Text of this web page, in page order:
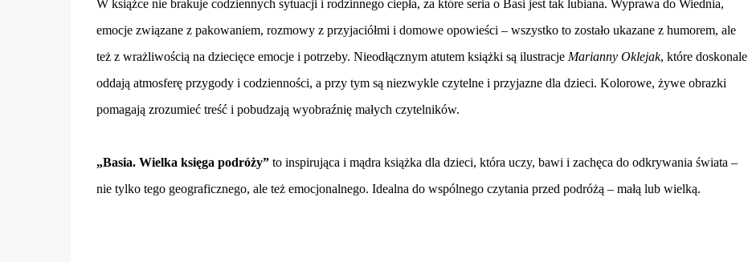
W książce nie brakuje codziennych sytuacji i rodzinnego ciepła, za które seria o Basi jest tak lubiana. Wyprawa do Wiednia,
emocje związane z pakowaniem, rozmowy z przyjaciółmi i domowe opowieści – wszystko to zostało ukazane z humorem, ale
też z wrażliwością na dziecięce emocje i potrzeby. Nieodłącznym atutem książki są ilustracje Marianny Oklejak, które doskonale
oddają atmosferę przygody i codzienności, a przy tym są niezwykle czytelne i przyjazne dla dzieci. Kolorowe, żywe obrazki
pomagają zrozumieć treść i pobudzają wyobraźnię małych czytelników.
„Basia. Wielka księga podróży”to inspirująca i mądra książka dla dzieci, która uczy, bawi i zachęca do odkrywania świata –
nie tylko tego geograficznego, ale też emocjonalnego. Idealna do wspólnego czytania przed podróżą – małą lub wielką.